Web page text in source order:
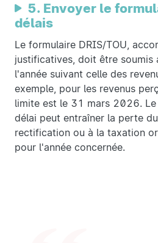
5. Envoyer le
délais
Le formulaire DRIS/TOU,
justificatives, doit être soumis
l'année suivant celle des
exemple, pour les revenus
limite est le 31 mars 2026.
délai peut entraîner la perte
rectification ou à la taxation
pour l'année concernée.